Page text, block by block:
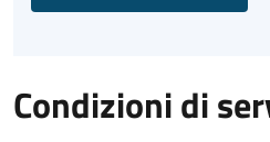
Condizioni di